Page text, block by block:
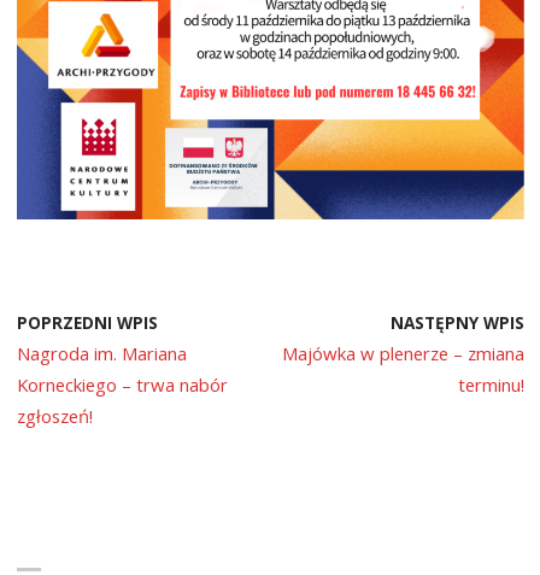
POPRZEDNI WPIS
Nagroda im. Mariana
Korneckiego – trwa nabór
zgłoszeń!
NASTĘPNY WPIS
Majówka w plenerze – zmiana
terminu!